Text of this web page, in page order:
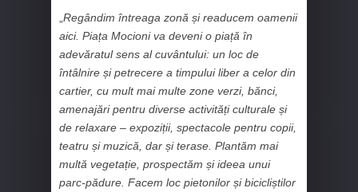
„Regândim întreaga zonă și readucem oamenii
aici. Piața Mocioni va deveni o piață în
adevăratul sens al cuvântului: un loc de
întâlnire și petrecere a timpului liber a celor din
cartier, cu mult mai multe zone verzi, bănci,
amenajări pentru diverse activități culturale și
de relaxare – expoziții, spectacole pentru copii,
teatru și muzică, dar și terase. Plantăm mai
multă vegetație, prospectăm și ideea unui
parc-pădure. Facem loc pietonilor și bicicliștilor